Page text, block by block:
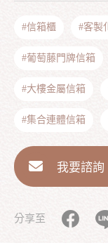
#信箱櫃 #客製
#葡萄藤門牌信箱
#大樓金屬信箱
#集合連體信箱
我要諮詢
分享至